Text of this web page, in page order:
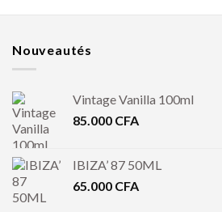
Nouveautés
Vintage Vanilla 100ml
85.000 CFA
IBIZA’ 87 50ML
65.000 CFA